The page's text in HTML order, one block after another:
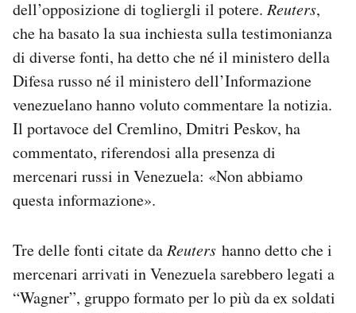
Notifiche mobile
Regala il Post
dell’opposizione di togliergli il potere. Reuters,
che ha basato la sua inchiesta sulla testimonianza
di diverse fonti, ha detto che né il ministero della
Difesa russo né il ministero dell’Informazione
venezuelano hanno voluto commentare la notizia.
Il portavoce del Cremlino, Dmitri Peskov, ha
commentato, riferendosi alla presenza di
mercenari russi in Venezuela: «Non abbiamo
questa informazione».
Tre delle fonti citate daReuters hanno detto che i
mercenari arrivati in Venezuela sarebbero legati a
“Wagner”, gruppo formato per lo più da ex soldati